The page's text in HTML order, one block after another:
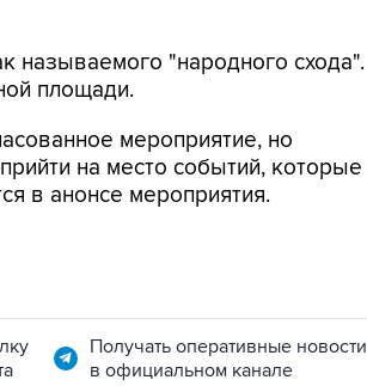
называемого "народного схода".
площади.
мероприятие, но
на место событий, которые
в анонсе мероприятия.
Получать оперативные новости
в официальном канале